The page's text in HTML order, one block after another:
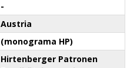
-
Austria
(monograma HP)
Hirtenberger Patronen